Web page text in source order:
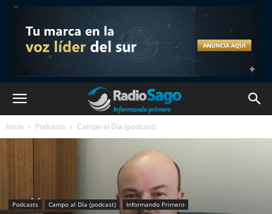
Inicio Podcasts Campo al Día (podcast)
Podcasts Campo al Día (podcast) Informando Primero